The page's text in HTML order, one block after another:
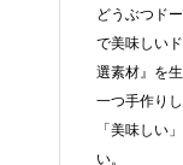
どうぶつド
で美味しい
選素材』を
一つ手作り
「美味しい
い。